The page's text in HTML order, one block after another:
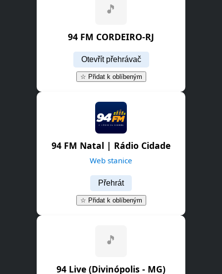
🎵
94 FM CORDEIRO-RJ
Otevřít přehrávač
☆ Přidat k oblíbeným
94 FM Natal | Rádio Cidade
Web stanice
Přehrát
☆ Přidat k oblíbeným
94 Live (Divinópolis - MG)